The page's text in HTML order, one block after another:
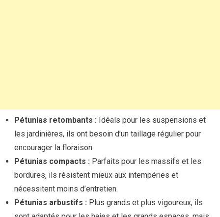
Pétunias retombants : Idéals pour les suspensions et
les jardinières, ils ont besoin d’un taillage régulier pour
encourager la floraison.
Pétunias compacts : Parfaits pour les massifs et les
bordures, ils résistent mieux aux intempéries et
nécessitent moins d’entretien.
Pétunias arbustifs : Plus grands et plus vigoureux, ils